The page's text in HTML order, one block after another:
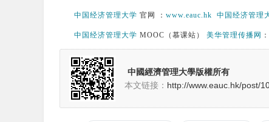
中国经济管理大学 官网 ： www.eauc.hk 中国经济管理
中国经济管理大学 MOOC（慕课站） 美华管理传播网 ：
中國經濟管理大學版權所有
本文链接： http://www.eauc.hk/post/